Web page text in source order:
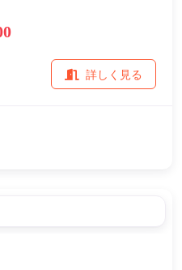
詳しく見る